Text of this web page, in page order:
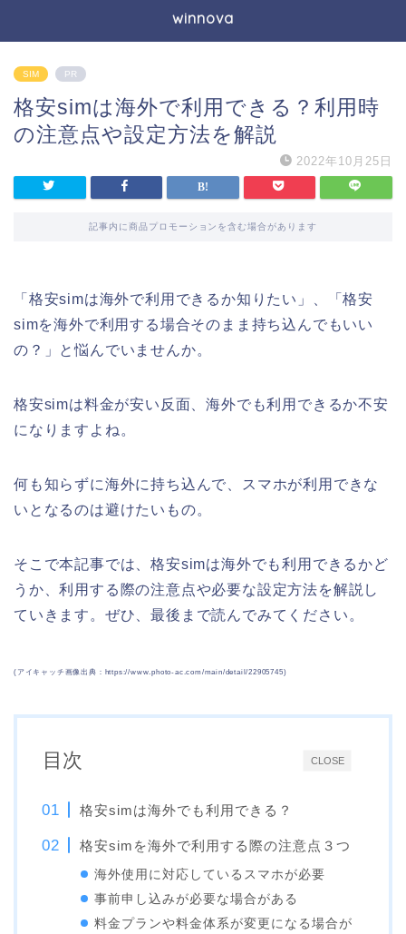
winnova
SIM PR
格安simは海外で利用できる？利用時
の注意点や設定方法を解説
2022年10月25日
記事内に商品プロモーションを含む場合があります
「格安simは海外で利用できるか知りたい」、「格安
simを海外で利用する場合そのまま持ち込んでもいい
の？」と悩んでいませんか。
格安simは料金が安い反面、海外でも利用できるか不安
になりますよね。
何も知らずに海外に持ち込んで、スマホが利用できな
いとなるのは避けたいもの。
そこで本記事では、格安simは海外でも利用できるかど
うか、利用する際の注意点や必要な設定方法を解説し
ていきます。ぜひ、最後まで読んでみてください。
(アイキャッチ画像出典：https://www.photo-ac.com/main/detail/22905745)
CLOSE
目次
格安simは海外でも利用できる？
格安simを海外で利用する際の注意点３つ
海外使用に対応しているスマホが必要
事前申し込みが必要な場合がある
料金プランや料金体系が変更になる場合が